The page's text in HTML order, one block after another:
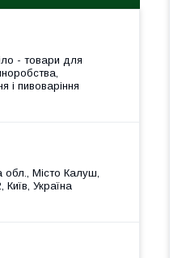
- товари для
і пивоваріння
обл., Місто Калуш,
Київ, Україна